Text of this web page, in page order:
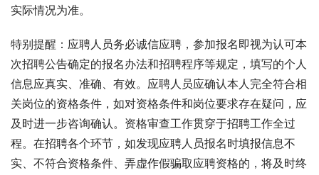
实际情况为准。
特别提醒：应聘人员务必诚信应聘，参加报名即视为认可本
次招聘公告确定的报名办法和招聘程序等规定，填写的个人
信息应真实、准确、有效。应聘人员应确认本人完全符合相
关岗位的资格条件，如对资格条件和岗位要求存在疑问，应
及时进一步咨询确认。资格审查工作贯穿于招聘工作全过
程。在招聘各个环节，如发现应聘人员报名时填报信息不
实、不符合资格条件、弄虚作假骗取应聘资格的，将及时终